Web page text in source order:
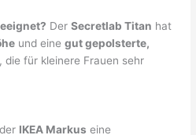
DerSecretlab Titan hat
und einegut gepolsterte,
, die für kleinere Frauen sehr
IKEA Markus eine